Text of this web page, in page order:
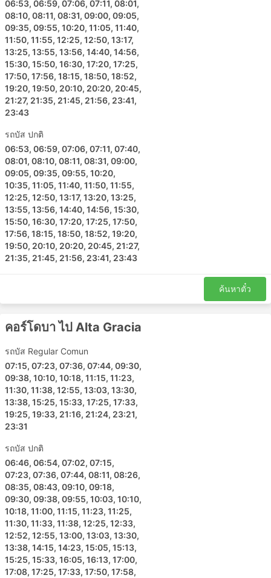
การกำหนดขีดจำกัดไว้
ตั๋วรถโดยสารมีราคาไม่แพงมากเมื่อเทียบกับตั๋วเครื่อง
บินหรือรถไฟด่วน มีตั๋วหลายชั้นให้เลือกสำหรับทุกงบใน
กระเป๋าคุณเสมอ ตัวเลือกมาตรฐานที่ถูกกว่าอาจช้าไป
หน่อยและไม่ได้ให้ความสะดวกสบายสูงสุดตามที่คุณ
ต้องการ แต่อย่างไรก็ยังเป็นทางเลือกที่ดีและพาคุณไปยัง
จุดหมายปลายทาง ในบางเส้นทางที่คุณต้องเดินทางนาน
ห้องน้ำหรือจุดแวะเข้าห้องน้ำ รวมถึงของว่าง น้ำ และ
แล้ว
หากคุณพร้อมที่จะใช้จ่ายมากขึ้น รถบัสวีไอพีบางคัน
เสนอที่นั่งที่เทียบได้กับชั้นธุรกิจบนเครื่องบินที่มีที่นั่งปรับ
เอนได้กว้างนุ่ม ผ้าห่ม ผู้โดยสารน้อย และสิทธิพิเศษอื่น ๆ
อีกมากมายที่จะทำให้การเดินทางของคุณเป็นการเดิน
ทางที่น่าพึงพอใจ
ข้อเสียของการเดินทางด้วยรถบัส
สถานีขนส่งระหว่างเมืองที่ใหม่กว่ามักจะตั้งอยู่นอกเมือง
ใกล้กับทางหลวงที่ใหญ่ เพื่อให้รถประจำทางสามารถ
หลีกเลี่ยงความแออัดในเมือง แต่น่าเสียดายว่า การเดิน
ทางอาจสร้างความท้าทายเพิ่มเติมให้กับนักเดินทางด้วย
ในบางจุดหมายปลายทางมีข้อจำกัดเกี่ยวกับยานพาหนะ
บริการขนส่งพิเศษเพื่อไปที่นั่น ส่งผลให้ต้นทุนสูงขึ้น
เนื่องจากราคาอาจสูงเกินจริง คำนวณเวลาเพื่อล่วงหน้า
ด้วยหากคุณเดินทางในช่วงเวลาเร่งด่วน โดยเฉพาะอย่าง
ยิ่งหากคุณไม่คุ้นเคยกับการจราจรที่สถานีเริ่มต้นของคุณ
รถประจำทางน่าจะเป็นวิธีการขนส่งที่ตารางเดินรถน้อย
อุบัติเหตุ งานก่อสร้างถนน ทางเบี่ยง ฯลฯ โดยเฉพาะ
อย่างยิ่งสำหรับการเดินทางในช่วงวันหยุดสุดสัปดาห์ ฤดู
ท่องเที่ยว หรือวันหยุดนักขัตฤกษ์ อย่าลืมสิ่งนี้และหลีก
เลี่ยงการวางแผนการเดินทางที่กระชั้นชิดมาก
การเดินทางในบางเส้นทางหรือช่วงยอดนิยมอาจต้องจอง
ล่วงหน้า โปรดทราบว่าเป็นไปไม่ได้เสมอไปที่คุณ
สามารถไปที่สถานีแล้วซื้อตั๋วรถเลย ตั๋วอาจขายหมดไป
แล้ว ดังนั้นควรจัดการเดินทางของคุณให้เหมาะสม
06:53, 06:59, 07:06, 07:11, 08:01,
08:10, 08:11, 08:31, 09:00, 09:05,
09:35, 09:55, 10:20, 11:05, 11:40,
11:50, 11:55, 12:25, 12:50, 13:17,
13:25, 13:55, 13:56, 14:40, 14:56,
15:30, 15:50, 16:30, 17:20, 17:25,
17:50, 17:56, 18:15, 18:50, 18:52,
19:20, 19:50, 20:10, 20:20, 20:45,
21:27, 21:35, 21:45, 21:56, 23:41,
23:43
รถบัส ปกติ
06:53, 06:59, 07:06, 07:11, 07:40,
08:01, 08:10, 08:11, 08:31, 09:00,
09:05, 09:35, 09:55, 10:20,
10:35, 11:05, 11:40, 11:50, 11:55,
12:25, 12:50, 13:17, 13:20, 13:25,
13:55, 13:56, 14:40, 14:56, 15:30,
15:50, 16:30, 17:20, 17:25, 17:50,
17:56, 18:15, 18:50, 18:52, 19:20,
19:50, 20:10, 20:20, 20:45, 21:27,
21:35, 21:45, 21:56, 23:41, 23:43
ค้นหาตั๋ว
คอร์โดบา ไป Alta Gracia
รถบัส Regular Comun
07:15, 07:23, 07:36, 07:44, 09:30,
09:38, 10:10, 10:18, 11:15, 11:23,
11:30, 11:38, 12:55, 13:03, 13:30,
13:38, 15:25, 15:33, 17:25, 17:33,
19:25, 19:33, 21:16, 21:24, 23:21,
23:31
รถบัส ปกติ
06:46, 06:54, 07:02, 07:15,
07:23, 07:36, 07:44, 08:11, 08:26,
08:35, 08:43, 09:10, 09:18,
09:30, 09:38, 09:55, 10:03, 10:10,
10:18, 11:00, 11:15, 11:23, 11:25,
11:30, 11:33, 11:38, 12:25, 12:33,
12:52, 12:55, 13:00, 13:03, 13:30,
13:38, 14:15, 14:23, 15:05, 15:13,
15:25, 15:33, 16:05, 16:13, 17:00,
17:08, 17:25, 17:33, 17:50, 17:58,